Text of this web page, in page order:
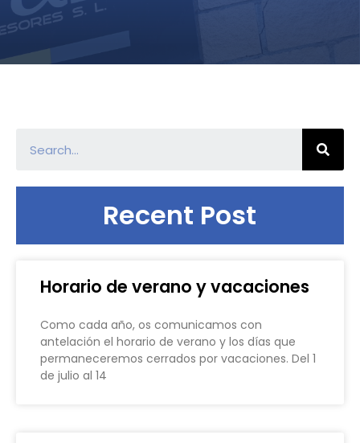
Recent Post
Horario de verano y vacaciones
Como cada año, os comunicamos con
antelación el horario de verano y los días que
permaneceremos cerrados por vacaciones. Del 1
de julio al 14